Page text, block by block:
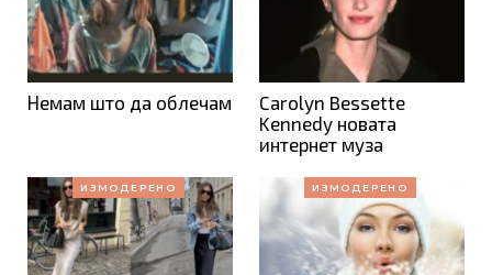
Немам што да облечам
Carolyn Bessette
Kennedy новата
интернет муза
ИЗМОДЕРЕНО ИЗМОДЕРЕНО